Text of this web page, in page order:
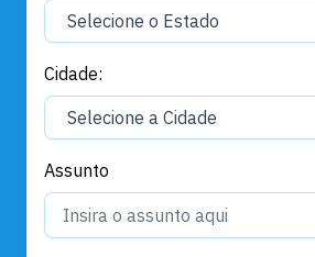
Cidade:
Assunto